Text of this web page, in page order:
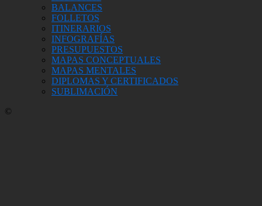
BALANCES
FOLLETOS
ITINERARIOS
INFOGRAFÍAS
PRESUPUESTOS
MAPAS CONCEPTUALES
MAPAS MENTALES
DIPLOMAS Y CERTIFICADOS
SUBLIMACIÓN
©